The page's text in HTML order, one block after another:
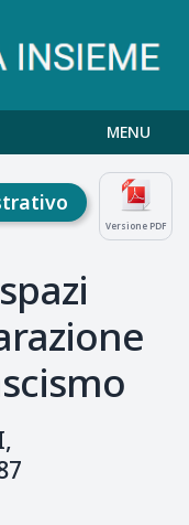
MENU
Versione PDF